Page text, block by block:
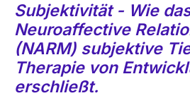
Subjektivität - Wie
Neuroaffective
(NARM) subjektive
Therapie von
erschließt.